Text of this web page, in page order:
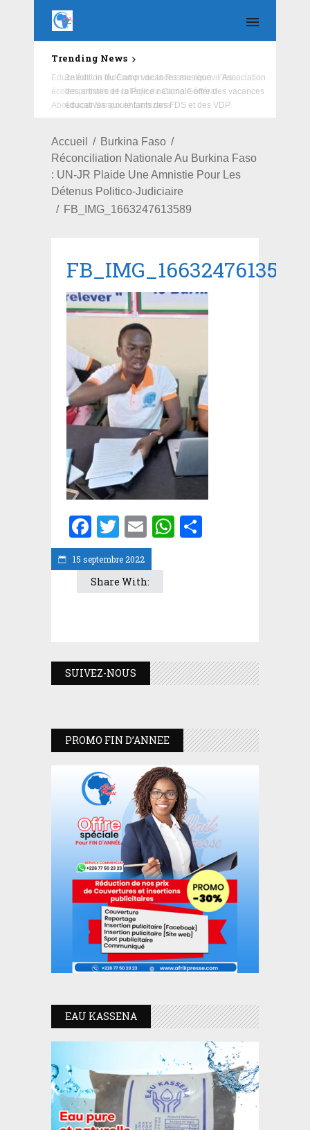
Trending News
Education : la fédération de la Russie rénove les
écoles primaire et collège du Camp Général
Aboubacar Sangoulé Lamizana
Accueil
Burkina Faso
Réconciliation Nationale Au Burkina Faso
: UN-JR Plaide Une Amnistie Pour Les
Détenus Politico-Judiciaire
FB_IMG_1663247613589
15 septembre 2022
FB_IMG_1663247613589
Facebook
Twitter
EmailWhatsApp
Share With:
SUIVEZ-NOUS
PROMO FIN D’ANNEE
EAU KASSENA